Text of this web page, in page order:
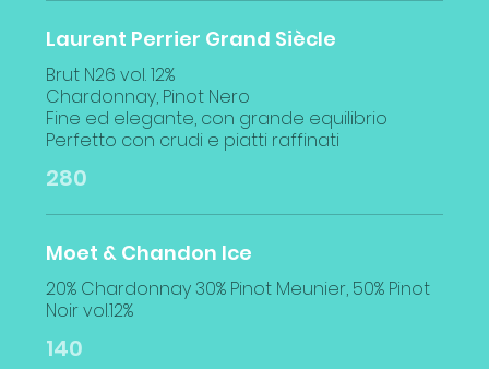
Laurent Perrier Grand Siècle
Brut N26 vol. 12%
Chardonnay, Pinot Nero
Fine ed elegante, con grande equilibrio
280
Moet & Chandon Ice
20% Chardonnay 30% Pinot Meunier, 50% Pinot
Noir vol.12%
140